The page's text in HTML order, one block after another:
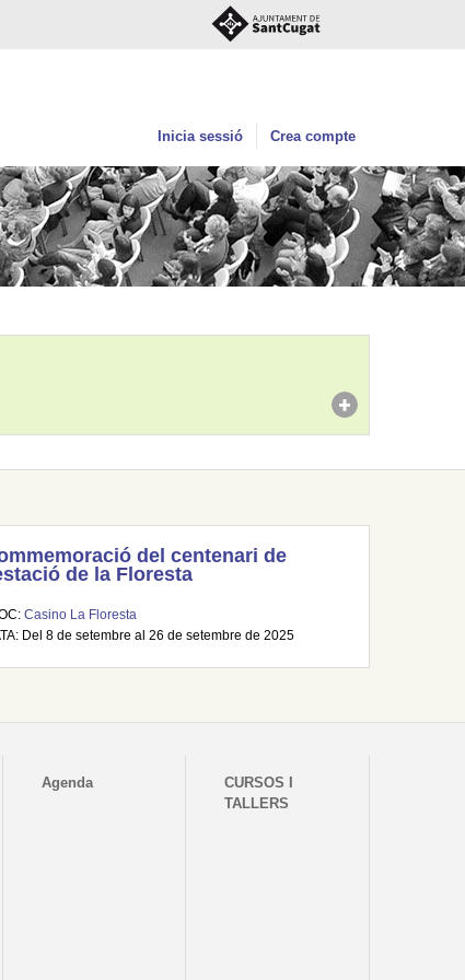
Inicia sessió Crea compte
del centenari de
de la Floresta
Casino La Floresta
Del 8 de setembre al 26 de setembre de 2025
Agenda
CURSOS I
TALLERS